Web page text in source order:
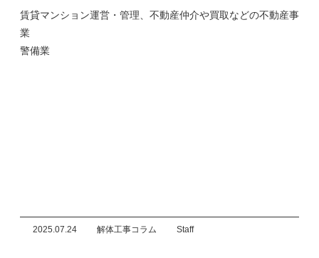
賃貸マンション運営・管理、不動産仲介や買取などの不動産事
業
警備業
2025.07.24 解体工事コラム Staff